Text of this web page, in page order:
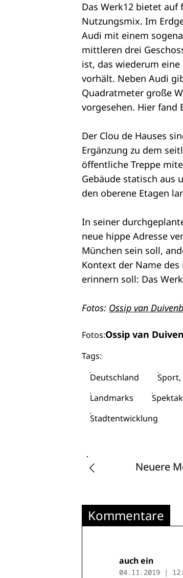
Das Werk12 bietet auf
Nutzungsmix. Im
Audi mit einem
mittleren drei
ist, das wiederum
vorhält. Neben Audi
Quadratmeter große
vorgesehen. Hier fand
Der Clou de Hauses
Ergänzung zu dem
öffentliche Treppe
Gebäude statisch aus
den oberene Etagen
In seiner
neue hippe Adresse
München sein soll,
Kontext der Name
erinnern soll: Das
Fotos: Ossip van
Fotos:Ossip van
Tags:
Deutschland
Sport,
Landmarks
Stadtentwicklung
Neuere
Kommentare
auch ein
04.11.2019 |